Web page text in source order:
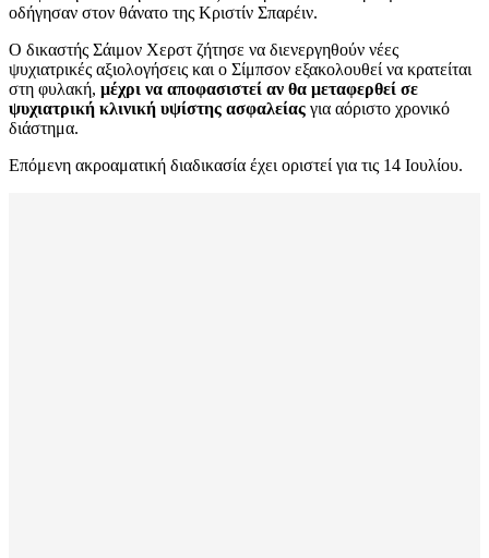
οδήγησαν στον θάνατο της Κριστίν Σπαρέιν.
Ο δικαστής Σάιμον Χερστ ζήτησε να διενεργηθούν νέες
ψυχιατρικές αξιολογήσεις και ο Σίμπσον εξακολουθεί να κρατείται
στη φυλακή, μέχρι να αποφασιστεί αν θα μεταφερθεί σε
ψυχιατρική κλινική υψίστης ασφαλείας για αόριστο χρονικό
διάστημα.
Επόμενη ακροαματική διαδικασία έχει οριστεί για τις 14 Ιουλίου.